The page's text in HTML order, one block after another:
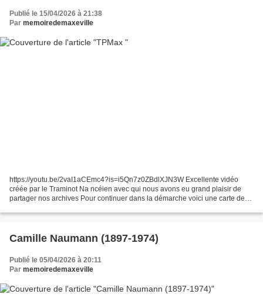
Publié le 15/04/2026 à 21:38
Par memoiredemaxeville
https://youtu.be/2vaI1aCEmc4?is=i5Qn7z0ZBdlXJN3W Excellente vidéo
créée par le Traminot Na ncéien avec qui nous avons eu grand plaisir de
partager nos archives Pour continuer dans la démarche voici une carte de
Camille Naumann (1897-1974)
Publié le 05/04/2026 à 20:11
Par memoiredemaxeville